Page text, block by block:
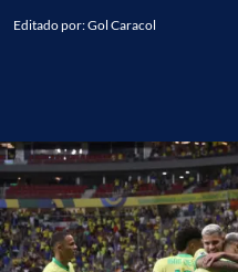
Editado por:Gol Caracol